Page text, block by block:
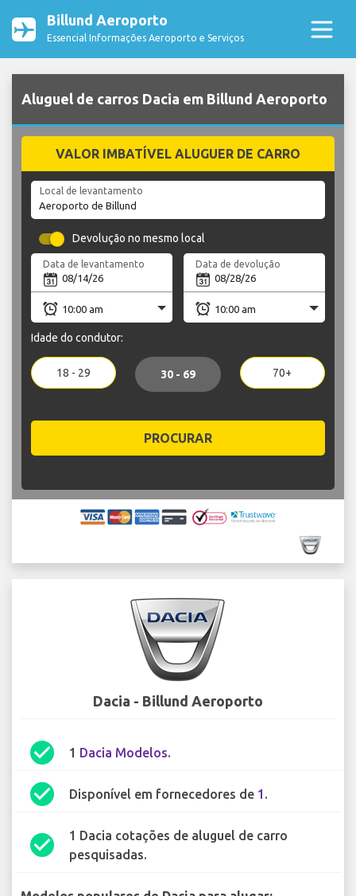
Billund Aeroporto
Essencial Informações Aeroporto e Serviços
Aluguel de carros Dacia em Billund Aeroporto
VALOR IMBATÍVEL ALUGUER DE CARRO
Local de levantamento
Devolução no mesmo local
Data de levantamento Data de devolução
Idade do condutor:
18 - 29 30 - 69 70+
PROCURAR
Dacia - Billund Aeroporto
check_circle 1 Dacia Modelos.
check_circle Disponível em fornecedores de 1 .
check_circle
1 Dacia cotações de aluguel de carro
pesquisadas.